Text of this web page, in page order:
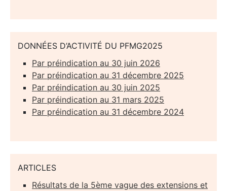
DONNÉES D’ACTIVITÉ DU PFMG2025
Par préindication au 30 juin 2026
Par préindication au 31 décembre 2025
Par préindication au 30 juin 2025
Par préindication au 31 mars 2025
Par préindication au 31 décembre 2024
ARTICLES
Résultats de la 5ème vague des extensions et